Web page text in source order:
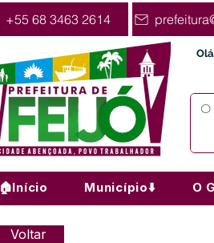
+55 68 3463 2614
🏠Início Município⬇️ O
Voltar